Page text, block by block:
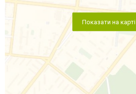
Показати на карті